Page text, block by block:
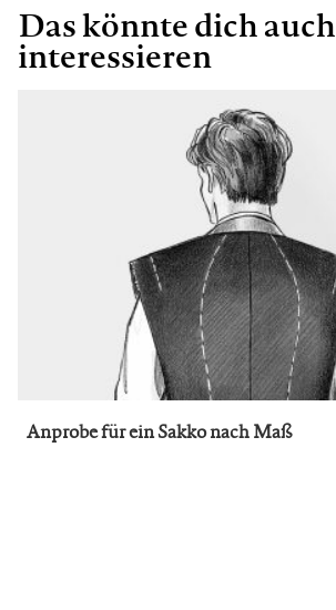
Das könnte dich auch
interessieren
Anprobe für ein Sakko nach Maß